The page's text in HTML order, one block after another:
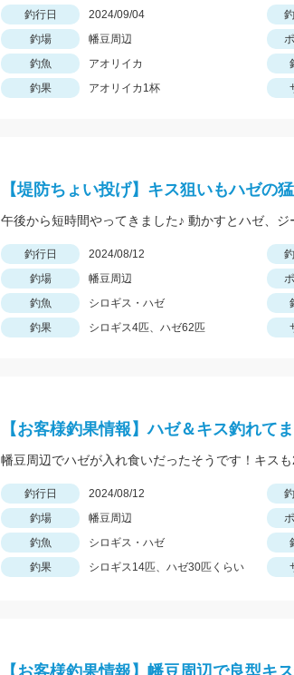
釣行日 2024/09/04
釣場
幡豆周辺
釣魚
アオリイカ
釣果
アオリイカ1杯
【堤防ちょい投げ】キス狙いもハゼの
釣行日 2024/08/12
釣場
幡豆周辺
釣魚
シロギス・ハゼ
釣果
シロギス4匹、ハゼ62匹
【お客様釣果情報】ハゼ＆キス釣れてま
幡豆周辺でハゼが入れ食いだったそうです！キスも
釣行日 2024/08/12
釣場
幡豆周辺
釣魚
シロギス・ハゼ
釣果
シロギス14匹、ハゼ30匹くらい
【お客様釣果情報】幡豆周辺で良型キ